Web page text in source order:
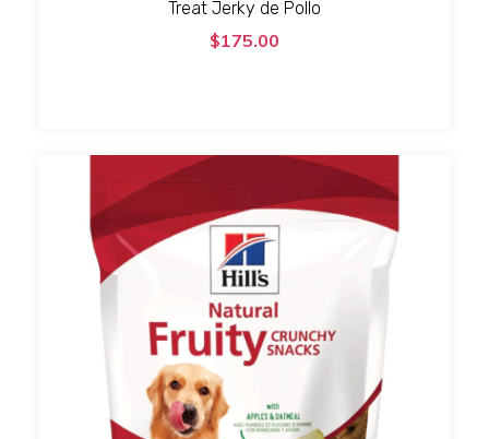
Treat Jerky de Pollo
$175.00